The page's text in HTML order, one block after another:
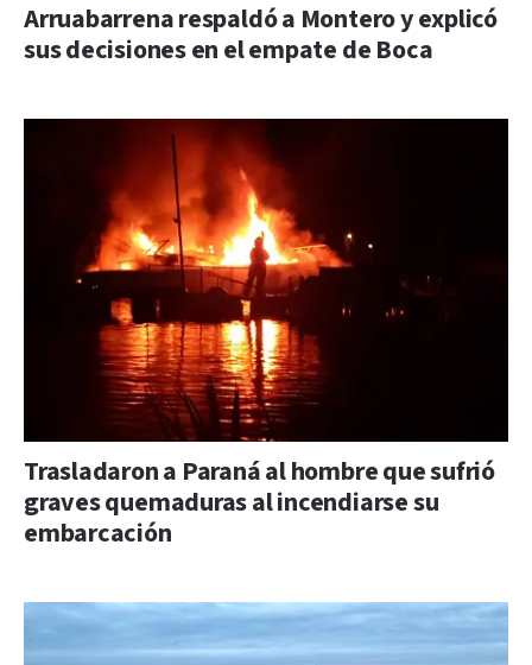
Arruabarrena respaldó a Montero y explicó
sus decisiones en el empate de Boca
Trasladaron a Paraná al hombre que sufrió
graves quemaduras al incendiarse su
embarcación